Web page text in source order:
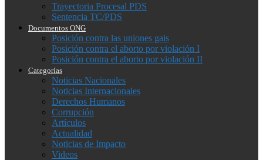
Trayectoria Procesal PDS
Sentencia TC/PDS
Documentos ONG
Posición contra las uniones gais
Posición contra el aborto por violación I
Posición contra el aborto por violación II
Categorías
Noticias Nacionales
Noticias Internacionales
Derechos Humanos
Corrupción
Artículos
Actualidad
Noticias de Impacto
Videos